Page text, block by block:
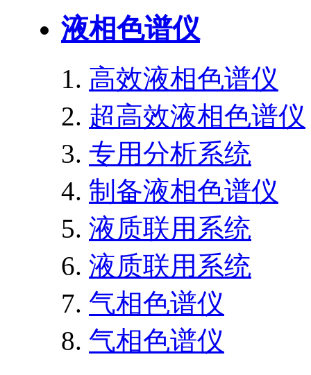
液相色谱仪
高效液相色谱仪
超高效液相色谱仪
专用分析系统
制备液相色谱仪
液质联用系统
液质联用系统
气相色谱仪
气相色谱仪